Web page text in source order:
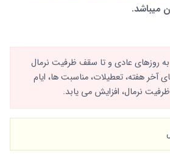
میباشد.
روزهای عادی و تا سقف ظرفیت نرمال
آخر هفته، تعطیلات، مناسبت ها، ایام
نرمال، افزایش می یابد.